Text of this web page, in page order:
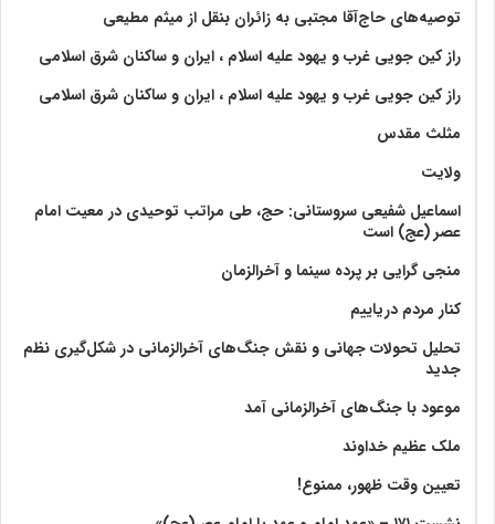
توصیه‌های حاج‌آقا مجتبی به زائران بنقل از میثم مطیعی
راز کین جویی غرب و یهود علیه اسلام ، ایران و ساکنان شرق اسلامی
راز کین جویی غرب و یهود علیه اسلام ، ایران و ساکنان شرق اسلامی
مثلث مقدس
ولايت‏
اسماعیل شفیعی سروستانی: حج، طی مراتب توحیدی در معیت امام
عصر (عج) است
منجی گرایی بر پرده سینما و آخرالزمان
کنار مردم دریاییم
تحلیل تحولات جهانی و نقش جنگ‌های آخرالزمانی در شکل‌گیری نظم
جدید
موعود با جنگ‌های آخرالزمانی آمد
ملک عظیم خداوند
تعیین وقت ظهور، ممنوع!